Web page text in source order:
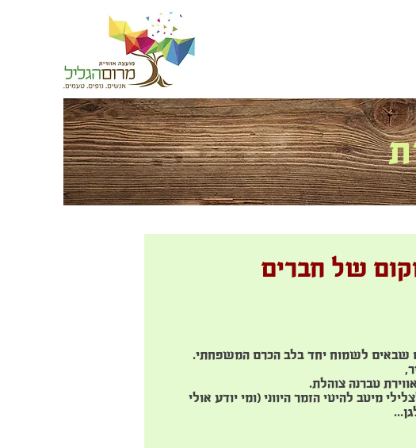
של חברים
שבאים לשמוח יחד בלב הכרם המשפחתי.
טברנה צוהלת.
מיטב להיטי הזמר היווני (ומי יודע אולי